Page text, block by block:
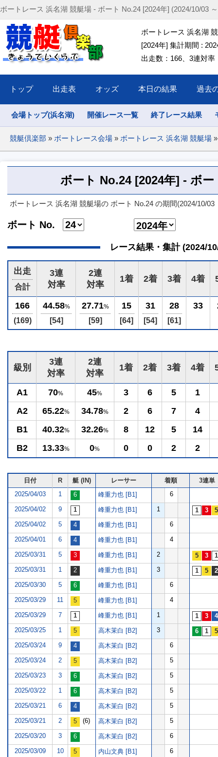
ボートレース 浜名湖 競艇場 - ボート No.24 [2024年] (2024/10/03
ボートレース 浜名湖
[2024年] 集計期間 :
出走数：166、3連対率
トップ 出走表 オッズ 本日の結果 過去
会場トップ(浜名湖) 開催レース一覧 終了レース結果
競艇倶楽部 » ボートレース会場 » ボートレース 浜名湖 競艇場 »
ボート No.24 [2024年] - ボ
ボートレース 浜名湖 競艇場の ボート No.24 の期間(2024/10/
ボート No.
レース結果・集計 (2024/
出走
合計
3連
対率
2連
対率
1着 2着 3着 4着
166
(169)
44.58%
[54]
27.71%
[59]
15
[64]
31
[54]
28
[61]
33
級別
3連
対率
2連
対率
1着 2着 3着 4着
A1 70% 45% 3 6 5
1
A2
65.22% 34.78% 2 6 7
4
B1
40.32% 32.26% 8 12 5
14
B2
13.33% 0% 0 0 2 2
日付 R 艇 (IN) レーサー 着順
3連単
2025/04/03
1 峰重力也 [B1] 6
2025/04/02 9 峰重力也 [B1] 1
2025/04/02 5 峰重力也 [B1] 6
2025/04/01 6 峰重力也 [B1] 4
2025/03/31 5 峰重力也 [B1] 2
2025/03/31 1 峰重力也 [B1] 3
2025/03/30 5 峰重力也 [B1] 6
2025/03/29 11 峰重力也 [B1] 4
2025/03/29 7 峰重力也 [B1] 1
2025/03/25 1 高木茉白 [B2] 3
2025/03/24 9 高木茉白 [B2] 6
2025/03/24 2 高木茉白 [B2] 5
2025/03/23 3 高木茉白 [B2] 5
2025/03/22 1 高木茉白 [B2] 5
2025/03/21 6 高木茉白 [B2] 5
2025/03/21 2 (6) 高木茉白 [B2] 5
2025/03/20 3 高木茉白 [B2] 6
2025/03/09 10 内山文典 [B1] 6